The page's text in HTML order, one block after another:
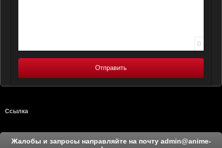
0
Отправить
Ссылка
Жалобы и запросы направляйте на почту admin@anime-